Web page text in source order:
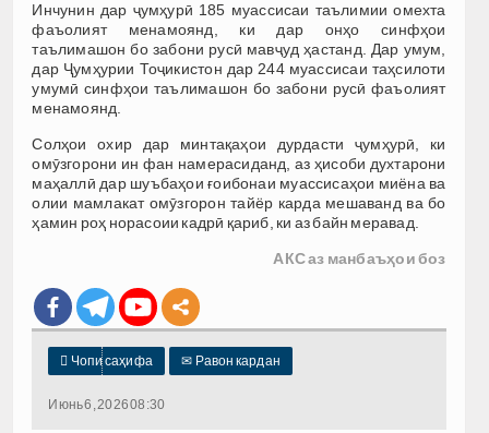
Инчунин дар ҷумҳурӣ 185 муассисаи таълимии омехта
фаъолият менамоянд, ки дар онҳо синфҳои
таълимашон бо забони русӣ мавҷуд ҳастанд. Дар умум,
дар Ҷумҳурии Тоҷикистон дар 244 муассисаи таҳсилоти
умумӣ синфҳои таълимашон бо забони русӣ фаъолият
менамоянд.
Солҳои охир дар минтақаҳои дурдасти ҷумҳурӣ, ки
омӯзгорони ин фан намерасиданд, аз ҳисоби духтарони
маҳаллӣ дар шуъбаҳои ғоибонаи муассисаҳои миёна ва
олии мамлакат омӯзгорон тайёр карда мешаванд ва бо
ҳамин роҳ норасоии кадрӣ қариб, ки аз байн меравад.
АКС аз манбаъҳои боз
 Чопи саҳифа ✉ Равон кардан
Июнь 6, 2026 08:30